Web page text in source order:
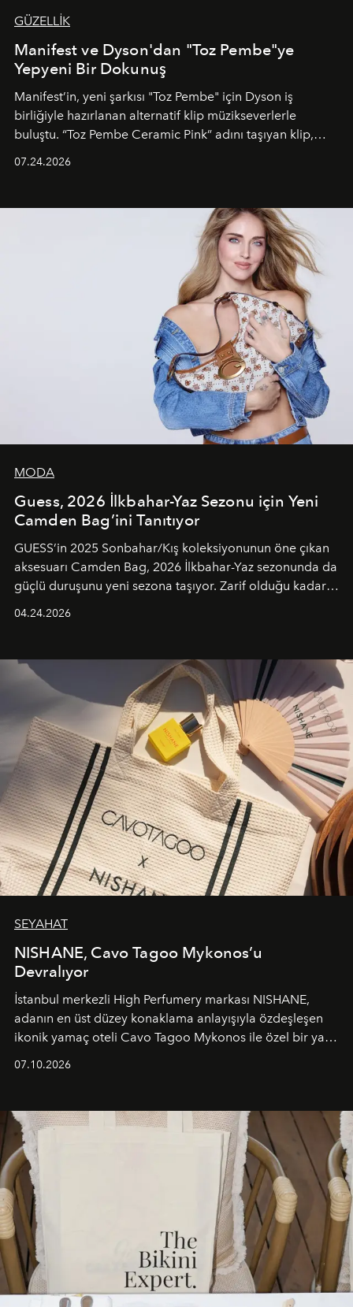
GÜZELLİK
Manifest ve Dyson'dan "Toz Pembe"ye
Yepyeni Bir Dokunuş
Manifest’in, yeni şarkısı "Toz Pembe" için Dyson iş
birliğiyle hazırlanan alternatif klip müzikseverlerle
buluştu. “Toz Pembe Ceramic Pink” adını taşıyan klip,
unsurlarından biri olarak öne çıkıyor.
07.24.2026
MODA
Guess, 2026 İlkbahar-Yaz Sezonu için Yeni
Camden Bag’ini Tanıtıyor
GUESS’in 2025 Sonbahar/Kış koleksiyonunun öne çıkan
aksesuarı Camden Bag, 2026 İlkbahar-Yaz sezonunda da
güçlü duruşunu yeni sezona taşıyor. Zarif olduğu kadar
04.24.2026
SEYAHAT
NISHANE, Cavo Tagoo Mykonos’u
Devralıyor
İstanbul merkezli High Perfumery markası NISHANE,
adanın en üst düzey konaklama anlayışıyla özdeşleşen
ikonik yamaç oteli Cavo Tagoo Mykonos ile özel bir yaz
buluşturarak markanın Cavo Tagoo’daki varlığını
sürükleyici ve mevsime özel bir deneyime dönüştürüyor.
07.10.2026